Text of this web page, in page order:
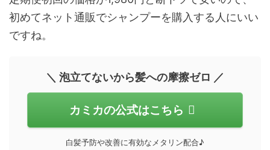
初めてネット通販でシャンプーを購入する人にいい
ですね。
＼ 泡立てないから髪への摩擦ゼロ ／
カミカの公式はこちら
白髪予防や改善に有効なメタリン配合♪